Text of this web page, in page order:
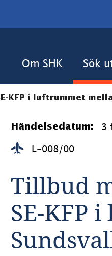
Om SHK Sök
KFP i luftrummet
Händelsedatum: 3
L-008/00
Tillbud
SE-KFP